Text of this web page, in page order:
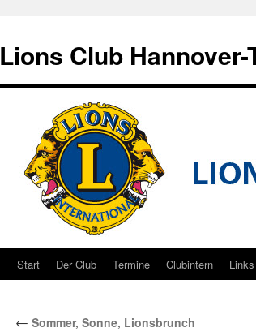
springen
Lions Club
Start Der Club Termine Clubintern Links
← Sommer, Sonne, Lionsbrunch